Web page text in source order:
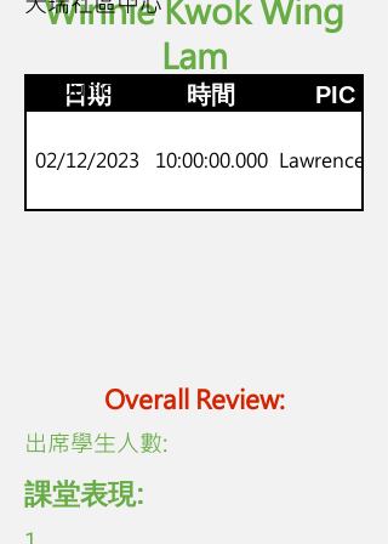
Winnie Kwok Wing
Lam
日期 時間 PIC
02/12/2023 10:00:00.000 Lawrence Lo
Overall Review:
劍橋Juniors
​出席學生人數:
課堂表現: